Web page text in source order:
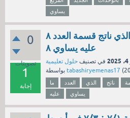
يساوي
0
تصويتات
1
إجابة
ما العدد الذي ناتج قسمة العدد ٨
عليه يساوي ٨
في تصنيف حلول تعليمية
tabashiryemenas17 (
ما العدد الذي ناتج
عليه
يساوي